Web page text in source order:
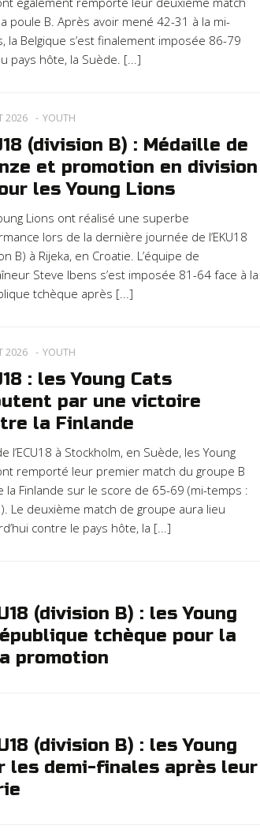
poule B. Après avoir mené 42-31 à la mi-
la Belgique s’est finalement imposée 86-79
pays hôte, la Suède. [...]
2026 YOUTH
(division B) : Médaille de
et promotion en division
les Young Lions
Lions ont réalisé une superbe
lors de la dernière journée de l’EKU18
B) à Rijeka, en Croatie. L’équipe de
Steve Ibens s’est imposée 81-64 face à la
tchèque après [...]
2026 YOUTH
: les Young Cats
par une victoire
la Finlande
l’ECU18 à Stockholm, en Suède, les Young
remporté leur premier match du groupe B
la Finlande sur le score de 65-69 (mi-temps :
Le deuxième match de groupe aura lieu
contre le pays hôte, la [...]
(division B) : les Young
tchèque pour la
promotion
(division B) : les Young
les demi-finales après leur